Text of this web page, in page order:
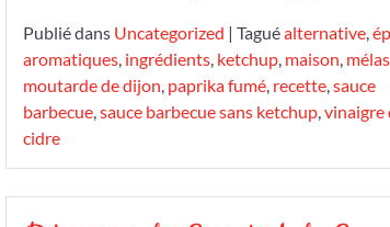
Publié dans Uncategorized | Taguéalternative,
aromatiques, ingrédients, ketchup, maison,
moutarde de dijon, paprika fumé, recette,sauce
barbecue,sauce barbecue sans ketchup,vinaigre
cidre